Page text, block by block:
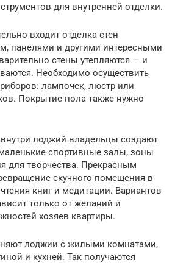
для внутренней отделки.
входит отделка стен
панелями и другими интересными
стены утепляются — и
Необходимо осуществить
лампочек, люстр или
Покрытие пола также нужно
лоджий владельцы создают
спортивные залы, зоны
для творчества. Прекрасным
скучного помещения в
книг и медитации. Вариантов
только от желаний и
хозяев квартиры.
лоджии с жилыми комнатами,
и кухней. Так получаются